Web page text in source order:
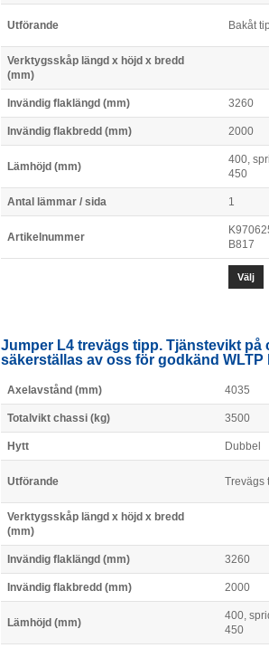
Utförande Bakåt
Verktygsskåp längd x höjd x bredd
(mm)
Invändig flaklängd (mm) 3260
Invändig flakbredd (mm) 2000
Lämhöjd (mm)
400,
450
Antal lämmar / sida 1
Artikelnummer
B817
Välj
Jumper L4 trevägs tipp. Tjänstevikt
säkerställas av oss för godkänd WLTP
Axelavstånd (mm) 4035
Totalvikt chassi (kg) 3500
Hytt Dubbel
Utförande Trevägs
Verktygsskåp längd x höjd x bredd
(mm)
Invändig flaklängd (mm) 3260
Invändig flakbredd (mm) 2000
Lämhöjd (mm)
400,
450